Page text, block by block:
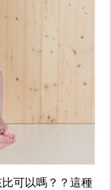
可以嗎？？這種